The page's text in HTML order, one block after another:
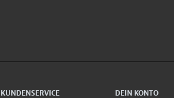
KUNDENSERVICE DEIN KONTO